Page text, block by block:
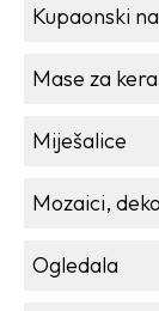
Kupaonski
Mase za
Miješalice
Mozaici,
Ogledala